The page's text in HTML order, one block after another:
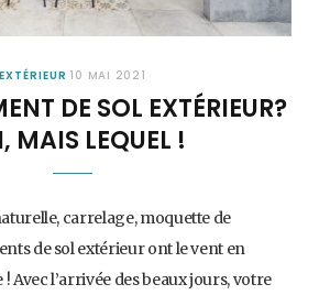
EXTÉRIEUR 10 MAI 2021
DE SOL EXTÉRIEUR?
MAIS LEQUEL !
carrelage, moquette de
de sol extérieur ont le vent en
Avec l’arrivée des beaux jours, votre